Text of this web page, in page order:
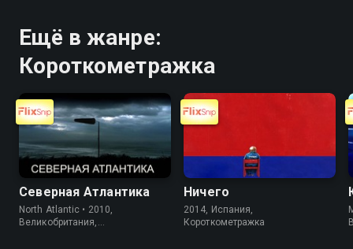
Ещё в жанре:
Короткометражка
Северная Атлантика
North Atlantic • 2010,
Великобритания,
Ничего
2014, Испания,
Короткометражка